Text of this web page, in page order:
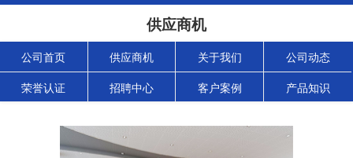
供应商机
公司首页 供应商机 关于我们 公司动态
荣誉认证 招聘中心 客户案例 产品知识